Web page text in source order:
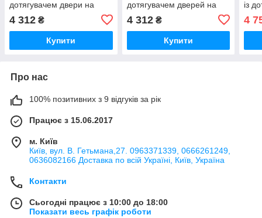
дотягувачем двери на
набір -комплект.
4 312 ₴
Купити
дотягувачем дверей на
набір-комплект.
4 312₴
Купити
із
4
Про нас
100% позитивних з 9 відгуків за рік
Працює з 15.06.2017
м. Київ
Київ, вул. В. Гетьмана,27. 0963371339, 0666261249,
0636082166 Доставка по всій Україні, Київ, Україна
Контакти
Сьогодні працює з 10:00 до 18:00
Показати весь графік роботи